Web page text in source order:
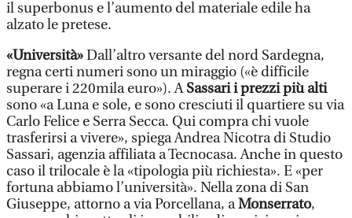
il superbonus e l’aumento del materiale edile ha
alzato le pretese.
«Università»Dall’altro versante del nord Sardegna,
regna certi numeri sono un miraggio («è difficile
superare i 220mila euro»). ASassari i prezzi più alti
sono «a Luna e sole, e sono cresciuti il quartiere su via
Carlo Felice e Serra Secca. Qui compra chi vuole
trasferirsi a vivere», spiega Andrea Nicotra di Studio
Sassari, agenzia affiliata a Tecnocasa. Anche in questo
caso il trilocale è la «tipologia più richiesta». E «per
fortuna abbiamo l’università». Nella zona di San
Giuseppe, attorno a via Porcellana, aMonserrato,